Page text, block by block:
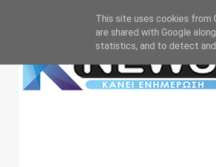
This site uses cookies from
are shared with Google
statistics, and to detect and